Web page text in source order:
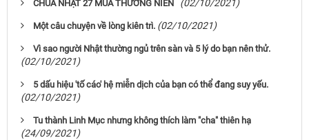
CHÚA NHẬT 27 MÙA THƯỜNG NIÊN (02/10/2021)
Một câu chuyện về lòng kiên trì. (02/10/2021)
Vì sao người Nhật thường ngủ trên sàn và 5 lý do bạn nên thử.
(02/10/2021)
5 dấu hiệu 'tố cáo' hệ miễn dịch của bạn có thể đang suy yếu.
(02/10/2021)
Tu thành Linh Mục nhưng không thích làm "cha" thiên hạ
(24/09/2021)